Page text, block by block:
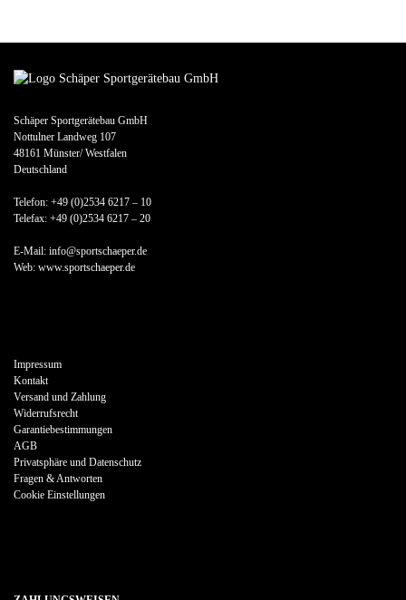
Schäper Sportgerätebau GmbH
Nottulner Landweg 107
48161 Münster/ Westfalen
Deutschland
Telefon: +49 (0)2534 6217 – 10
Telefax: +49 (0)2534 6217 – 20
E-Mail: info@sportschaeper.de
Web: www.sportschaeper.de
Impressum
Kontakt
Versand und Zahlung
Widerrufsrecht
Garantiebestimmungen
AGB
Privatsphäre und Datenschutz
Fragen & Antworten
Cookie Einstellungen